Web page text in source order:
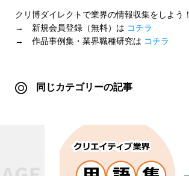
クリ博ダイレクトで業界の情報収集をしよう！
→ 新規会員登録（無料）は コチラ
→ 作品事例集・業界職種研究は コチラ
同じカテゴリーの記事